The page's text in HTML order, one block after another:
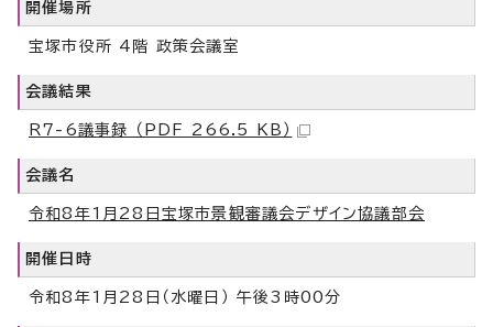
開催場所
宝塚市役所 4階 政策会議室
会議結果
R7-6議事録 （PDF 266.5 KB）
会議名
令和8年1月28日宝塚市景観審議会デザイン協議部会
開催日時
令和8年1月28日（水曜日） 午後3時00分